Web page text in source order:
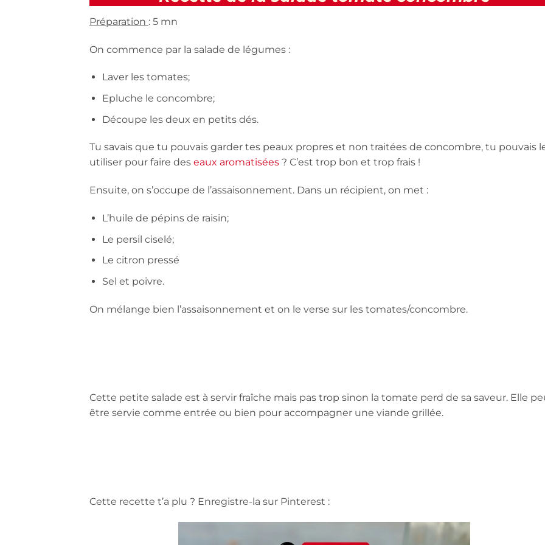
Préparation : 5 mn
On commence par la salade de légumes :
Laver les tomates;
Epluche le concombre;
Découpe les deux en petits dés.
Tu savais que tu pouvais garder tes peaux propres et non traitées de concombre, tu pouvais
utiliser pour faire des eaux aromatisées ? C’est trop bon et trop frais !
Ensuite, on s’occupe de l’assaisonnement. Dans un récipient, on met :
L’huile de pépins de raisin;
Le persil ciselé;
Le citron pressé
Sel et poivre.
On mélange bien l’assaisonnement et on le verse sur les tomates/concombre.
Cette petite salade est à servir fraîche mais pas trop sinon la tomate perd de sa saveur. Elle
être servie comme entrée ou bien pour accompagner une viande grillée.
Cette recette t’a plu ? Enregistre-la sur Pinterest :